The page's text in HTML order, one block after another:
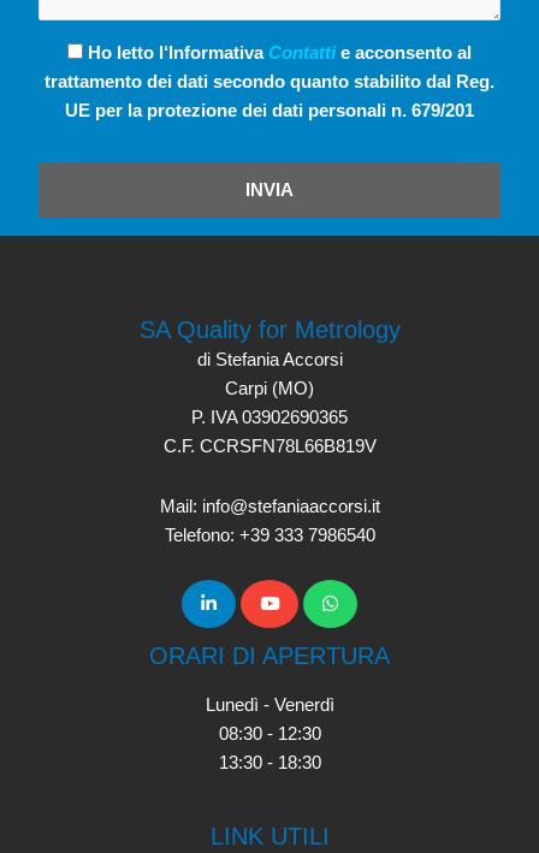
Ho letto l‘Informativa Contattie acconsento al
trattamento dei dati secondo quanto stabilito dal Reg.
UE per la protezione dei dati personali n. 679/201
INVIA
SA Quality for Metrology
di Stefania Accorsi
Carpi (MO)
P. IVA 03902690365
C.F. CCRSFN78L66B819V
Mail: info@stefaniaaccorsi.it
Telefono: +39 333 7986540
ORARI DI APERTURA
Lunedì - Venerdì
08:30 - 12:30
13:30 - 18:30
LINK UTILI